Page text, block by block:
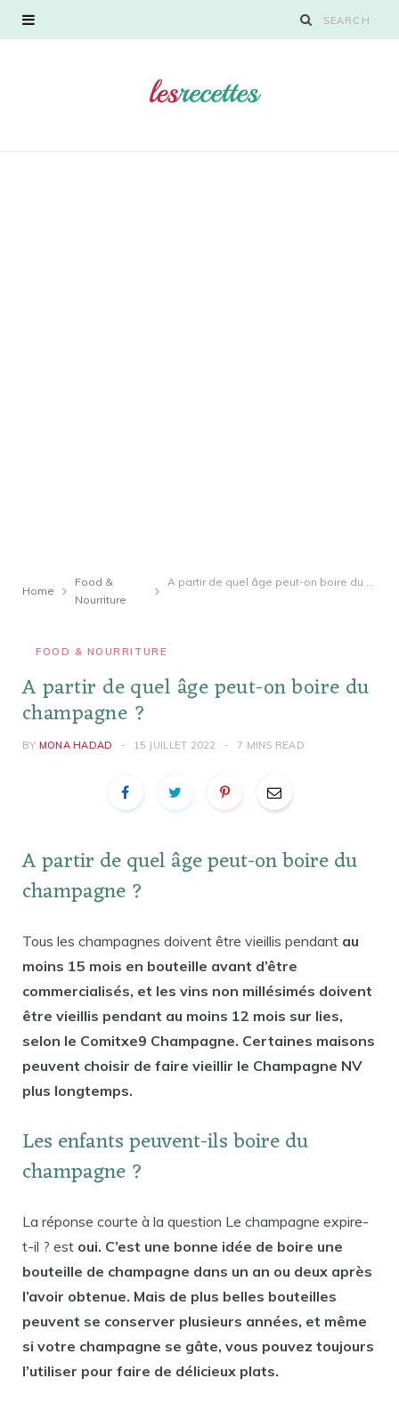
Home
Food &
Nourriture
A partir de quel âge peut-on boire du champagne ?
FOOD & NOURRITURE
A partir de quel âge peut-on boire du
champagne ?
BY MONA HADAD 15 JUILLET 2022 7 MINS READ
A partir de quel âge peut-on boire du
champagne ?
Tous les champagnes doivent être vieillis pendant au
moins 15 mois en bouteille avant d’être
commercialisés, et les vins non millésimés doivent
être vieillis pendant au moins 12 mois sur lies,
selon le Comitxe9 Champagne. Certaines maisons
peuvent choisir de faire vieillir le Champagne NV
plus longtemps.
Les enfants peuvent-ils boire du
champagne ?
La réponse courte à la question Le champagne expire-
t-il ? est oui. C’est une bonne idée de boire une
bouteille de champagne dans un an ou deux après
l’avoir obtenue. Mais de plus belles bouteilles
peuvent se conserver plusieurs années, et même
si votre champagne se gâte, vous pouvez toujours
l’utiliser pour faire de délicieux plats.